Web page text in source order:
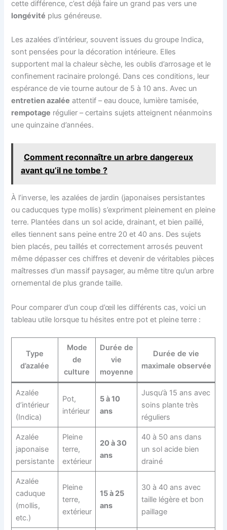
cette différence, c’est déjà faire un grand pas vers une
longévité plus généreuse.
Les azalées d’intérieur, souvent issues du groupe Indica,
sont pensées pour la décoration intérieure. Elles
supportent mal la chaleur sèche, les oublis d’arrosage et le
confinement racinaire prolongé. Dans ces conditions, leur
espérance de vie tourne autour de 5 à 10 ans. Avec un
entretien azalée attentif – eau douce, lumière tamisée,
rempotage régulier – certains sujets atteignent néanmoins
une quinzaine d’années.
Comment reconnaître un arbre dangereux
avant qu’il ne tombe ?
À l’inverse, les azalées de jardin (japonaises persistantes
ou caducques type mollis) s’expriment pleinement en pleine
terre. Plantées dans un sol acide, drainant, et bien paillé,
elles tiennent sans peine entre 20 et 40 ans. Des sujets
bien placés, peu taillés et correctement arrosés peuvent
même dépasser ces chiffres et devenir de véritables pièces
maîtresses d’un massif paysager, au même titre qu’un arbre
ornemental de plus grande taille.
Pour comparer d’un coup d’œil les différents cas, voici un
tableau utile lorsque tu hésites entre pot et pleine terre :
Type
d’azalée
Mode
de
culture
Durée de
vie
moyenne
Durée de vie
maximale observée
Azalée
d’intérieur
(Indica)
Pot,
intérieur
5 à 10
ans
Jusqu’à 15 ans avec
soins plante très
réguliers
Azalée
japonaise
persistante
Pleine
terre,
extérieur
20 à 30
ans
40 à 50 ans dans
un sol acide bien
drainé
Azalée
caduque
(mollis,
etc.)
Pleine
terre,
extérieur
15 à 25
ans
30 à 40 ans avec
taille légère et bon
paillage